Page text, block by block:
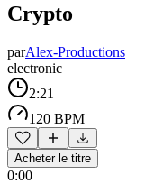
Crypto
parAlex-Productions
electronic
2:21
120 BPM
Acheter le titre
0:00